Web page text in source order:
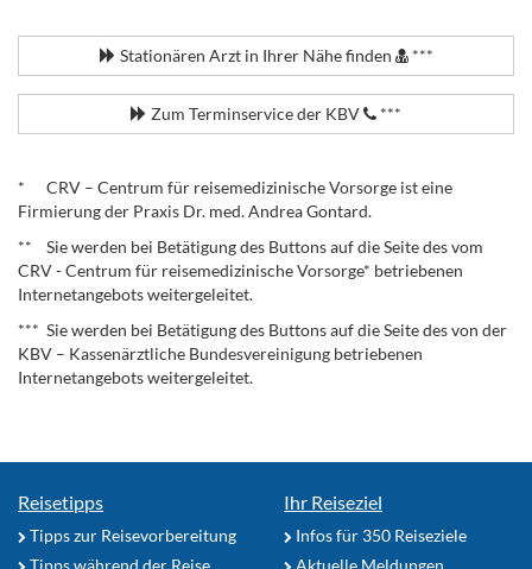
Stationären Arzt in Ihrer Nähe finden ***
Zum Terminservice der KBV ***
* CRV – Centrum für reisemedizinische Vorsorge ist eine
Firmierung der Praxis Dr. med. Andrea Gontard.
** Sie werden bei Betätigung des Buttons auf die Seite des vom
CRV - Centrum für reisemedizinische Vorsorge* betriebenen
Internetangebots weitergeleitet.
*** Sie werden bei Betätigung des Buttons auf die Seite des von der
KBV – Kassenärztliche Bundesvereinigung betriebenen
Internetangebots weitergeleitet.
Reisetipps
Tipps zur Reisevorbereitung
Tipps während der Reise
Ihr Reiseziel
Infos für 350 Reiseziele
Aktuelle Meldungen